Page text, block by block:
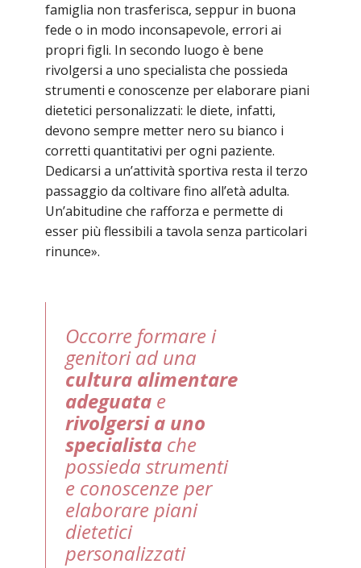
famiglia non trasferisca, seppur in buona
fede o in modo inconsapevole, errori ai
propri figli. In secondo luogo è bene
rivolgersi a uno specialista che possieda
strumenti e conoscenze per elaborare piani
dietetici personalizzati: le diete, infatti,
devono sempre metter nero su bianco i
corretti quantitativi per ogni paziente.
Dedicarsi a un’attività sportiva resta il terzo
passaggio da coltivare fino all’età adulta.
Un’abitudine che rafforza e permette di
esser più flessibili a tavola senza particolari
rinunce».
Occorre formare i
genitori ad una
cultura alimentare
adeguata e
rivolgersi a uno
specialista che
possieda strumenti
e conoscenze per
elaborare piani
dietetici
personalizzati